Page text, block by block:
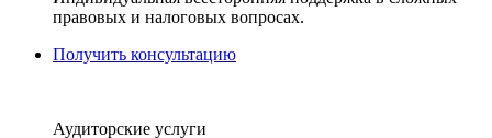
правовых и налоговых вопросах.
Получить консультацию
Аудиторские услуги